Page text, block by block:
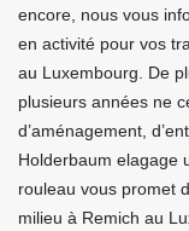
encore, nous vous
en activité pour vos
au Luxembourg. De
plusieurs années ne
d’aménagement,
Holderbaum elagage
rouleau vous promet
milieu à Remich au